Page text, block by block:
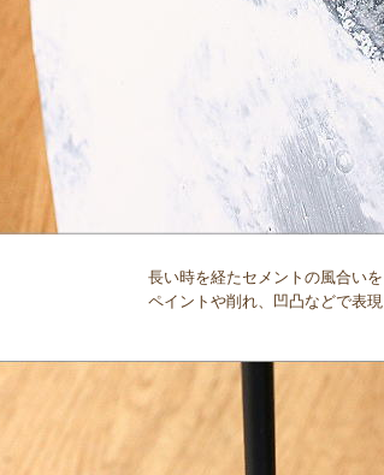
長い時を経たセメントの風合いを
ペイントや削れ、凹凸などで表現